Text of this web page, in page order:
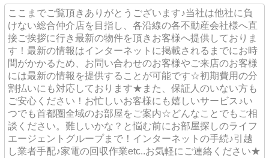
ここまでご覧頂きありがとうございます♪当社は他社に負
けない総合仲介店を目指し、各沿線の各不動産会社様へ直
接ご挨拶に行き最新の物件を頂きお客様へ提供しておりま
す！最新の情報はインターネットに掲載されるまでにお時
間がかかるため、お問い合わせのお客様やご来店のお客様
には最新の情報を提供することが可能です☆初期費用の分
割払いにも対応しております★また、保証人のいない方も
ご安心ください！お忙しいお客様にも嬉しいサービス♪い
つでも首都圏全域のお部屋をご案内☆どんなことでもご相
談ください。難しいかな？と悩む前にお部屋探しのライフ
エージェントグループまで！インターネットの手続♪引越
し業者手配♪家電の回収作業etc..お気軽にご連絡ください★